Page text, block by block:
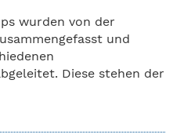
wurden von der
und
Diese stehen der